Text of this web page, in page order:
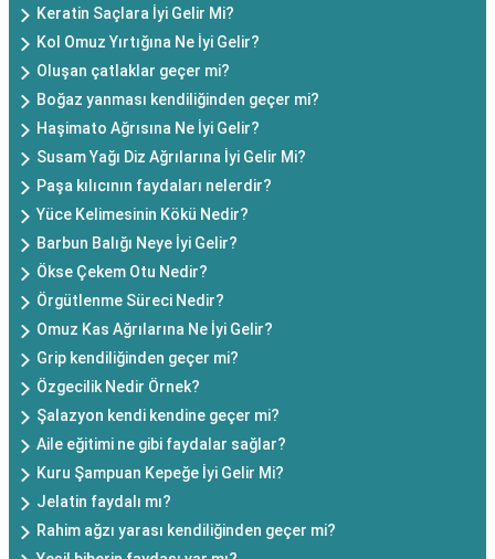
Keratin Saçlara İyi Gelir Mi?
Kol Omuz Yırtığına Ne İyi Gelir?
Oluşan çatlaklar geçer mi?
Boğaz yanması kendiliğinden geçer mi?
Haşimato Ağrısına Ne İyi Gelir?
Susam Yağı Diz Ağrılarına İyi Gelir Mi?
Paşa kılıcının faydaları nelerdir?
Yüce Kelimesinin Kökü Nedir?
Barbun Balığı Neye İyi Gelir?
Ökse Çekem Otu Nedir?
Örgütlenme Süreci Nedir?
Omuz Kas Ağrılarına Ne İyi Gelir?
Grip kendiliğinden geçer mi?
Özgecilik Nedir Örnek?
Şalazyon kendi kendine geçer mi?
Aile eğitimi ne gibi faydalar sağlar?
Kuru Şampuan Kepeğe İyi Gelir Mi?
Jelatin faydalı mı?
Rahim ağzı yarası kendiliğinden geçer mi?